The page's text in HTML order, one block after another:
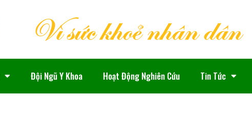
Đội Ngũ Y Khoa Hoạt Động Nghiên Cứu Tin Tức